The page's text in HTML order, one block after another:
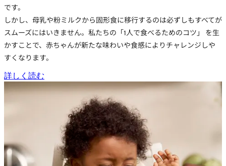
です。
しかし、母乳や粉ミルクから固形食に移行するのは必ずしもすべてが
スムーズにはいきません。私たちの「1人で食べるためのコツ」 を生
かすことで、赤ちゃんが新たな味わいや食感によりチャレンジしや
すくなります。
詳しく読む